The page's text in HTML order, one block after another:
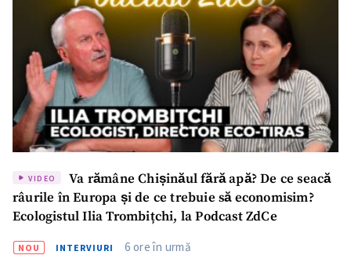
VIDEO
Va rămâne Chișinăul fără apă? De ce seacă
râurile în Europa și de ce trebuie să economisim?
Ecologistul Ilia Trombițchi, la Podcast ZdCe
NOU INTERVIURI 6 ore în urmă
ȘTIREA MEA
Titlu știre
+ Adaugă titlu
Fotografie
+ Încarcă imagine
Link media
+ Link media